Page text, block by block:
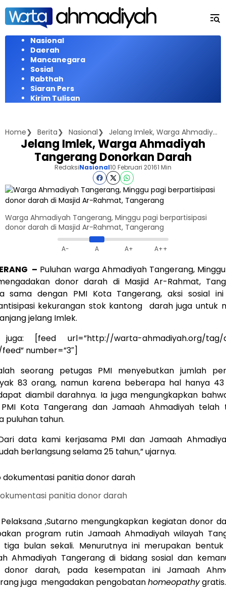
Langsung
konten
Nasional
Daerah
Mancanegara
Sosial
Rabthah
Siaran Pers
Kirim Tulisan
Home Berita Nasional Jelang Imlek, Warga Ahmadiyah Tangerang Donorkan Darah
Jelang Imlek, Warga Ahmadiyah
Tangerang Donorkan Darah
RedaksiNasional10 Februari 20161 Min
Warga Ahmadiyah Tangerang, Minggu pagi berpartisipasi
donor darah di Masjid Ar-Rahmat, Tangerang
A- A A+ A++
– Puluhan warga Ahmadiyah Tangerang,
donor darah di Masjid Ar-Rahmat,
sama dengan PMI Kota Tangerang, aksi sosial ini
kekurangan stok kantong darah juga untuk
jelang Imlek.
[feed url=”http://warta-ahmadiyah.org/tag/
number=”3″]
seorang petugas PMI menyebutkan jumlah
83 orang, namun karena beberapa hal hanya
diambil darahnya. Ia juga mengungkapkan
Kota Tangerang dan Jamaah Ahmadiyah telah
puluhan tahun.
data kami kerjasama PMI dan Jamaah
berlangsung selama 25 tahun,” ujarnya.
panitia donor darah
,Sutarno mengungkapkan kegiatan donor
program rutin Jamaah Ahmadiyah wilayah
tiga bulan sekali. Menurutnya ini merupakan
Ahmadiyah Tangerang di bidang sosial dan
donor darah, pada kesempatan ini Jamaah
juga mengadakan pengobatanhomeopathygratis.